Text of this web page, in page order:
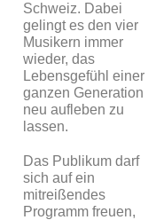
Schweiz. Dabei
gelingt es den vier
Musikern immer
wieder, das
Lebensgefühl einer
ganzen Generation
neu aufleben zu
lassen.
Das Publikum darf
sich auf ein
mitreißendes
Programm freuen,